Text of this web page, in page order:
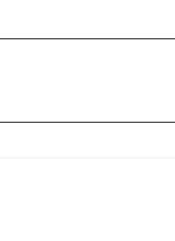
den Städten
sich der Fluss
Die